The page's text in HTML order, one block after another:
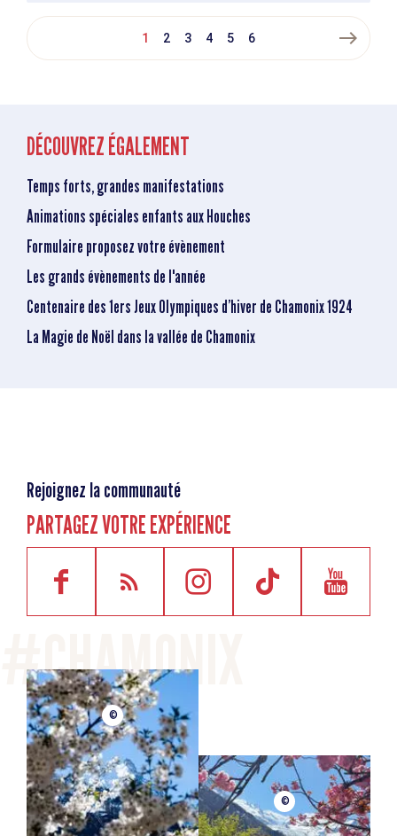
1 2 3 4 5 6 east
DÉCOUVREZ ÉGALEMENT
Temps forts, grandes manifestations
Animations spéciales enfants aux Houches
Formulaire proposez votre évènement
Les grands évènements de l'année
Centenaire des 1ers Jeux Olympiques d’hiver de Chamonix 1924
La Magie de Noël dans la vallée de Chamonix
Rejoignez la communauté
PARTAGEZ VOTRE EXPÉRIENCE
©
©